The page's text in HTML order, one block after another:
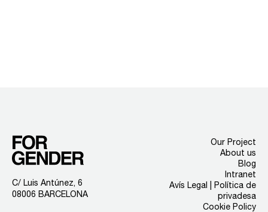
C/ Luis Antúnez, 6
08006 BARCELONA
Our Project
About us
Blog
Intranet
Avís Legal | Política de
privadesa
Cookie Policy